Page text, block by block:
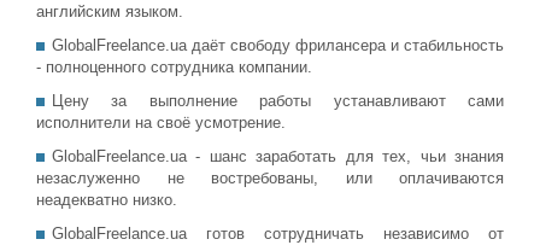
английским языком.
GlobalFreelance.ua даёт свободу фрилансера и стабильность
- полноценного сотрудника компании.
Цену за выполнение работы устанавливают сами
исполнители на своё усмотрение.
GlobalFreelance.ua - шанс заработать для тех, чьи знания
незаслуженно не востребованы, или оплачиваются
неадекватно низко.
GlobalFreelance.ua готов сотрудничать независимо от